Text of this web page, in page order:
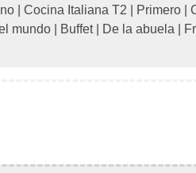
Cocina Italiana T2 Primero
mundo Buffet| De la abuela